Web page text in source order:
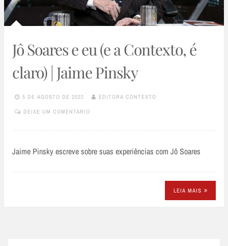
Jô Soares e eu (e a Contexto, é
claro) | Jaime Pinsky
5 DE AGOSTO DE 2022 EDITORA CONTEXTO
DEIXE UM COMENTÁRIO
Jaime Pinsky escreve sobre suas experiências com Jô Soares
LEIA MAIS